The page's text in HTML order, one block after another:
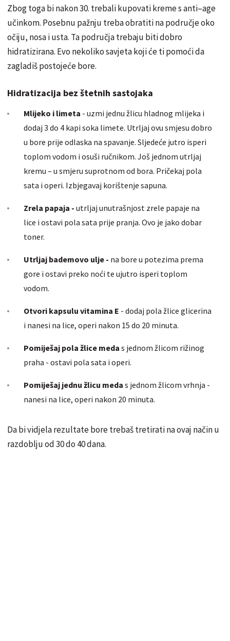
Zbog toga bi nakon 30. trebali kupovati kreme s anti–age
učinkom. Posebnu pažnju treba obratiti na područje oko
očiju, nosa i usta. Ta područja trebaju biti dobro
hidratizirana. Evo nekoliko savjeta koji će ti pomoći da
zagladiš postojeće bore.
Hidratizacija bez štetnih sastojaka
Mlijeko i limeta - uzmi jednu žlicu hladnog mlijeka i
dodaj 3 do 4 kapi soka limete. Utrljaj ovu smjesu dobro
u bore prije odlaska na spavanje. Sljedeće jutro isperi
toplom vodom i osuši ručnikom. Još jednom utrljaj
kremu – u smjeru suprotnom od bora. Pričekaj pola
sata i operi. Izbjegavaj korištenje sapuna.
Zrela papaja - utrljaj unutrašnjost zrele papaje na
lice i ostavi pola sata prije pranja. Ovo je jako dobar
toner.
Utrljaj bademovo ulje - na bore u potezima prema
gore i ostavi preko noći te ujutro isperi toplom
vodom.
Otvori kapsulu vitamina E - dodaj pola žlice glicerina
i nanesi na lice, operi nakon 15 do 20 minuta.
Pomiješaj pola žlice meda s jednom žlicom rižinog
praha - ostavi pola sata i operi.
Pomiješaj jednu žlicu meda s jednom žlicom vrhnja -
nanesi na lice, operi nakon 20 minuta.
Da bi vidjela rezultate bore trebaš tretirati na ovaj način u
razdoblju od 30 do 40 dana.